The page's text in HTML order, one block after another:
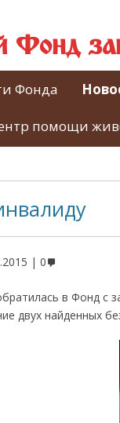
Фонд
Фонда
помощи
0
в Фонд с
двух найденных